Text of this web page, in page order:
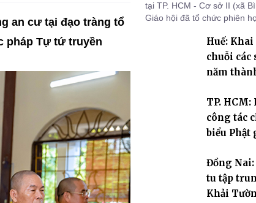
an cư tại đạo tràng tổ
pháp Tự tứ truyền
tại TP. HCM - Cơ sở II (xã
Giáo hội đã tổ chức phiên
toàn quốc lần thứ X, nhiệm
Huế:
chuỗi các
năm
TP.
công tác
biểu Phật
Đồng Nai:
tu tập
Khải